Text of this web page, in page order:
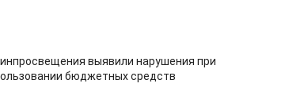
выявили нарушения при
бюджетных средств